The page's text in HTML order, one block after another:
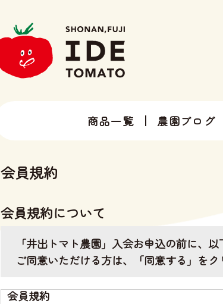
商品一覧 農園ブログ
会員規約
会員規約について
「井出トマト農園」入会お申込の前に、
ご同意いただける方は、「同意する」を
会員規約